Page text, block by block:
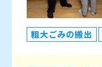
粗大ごみの搬出